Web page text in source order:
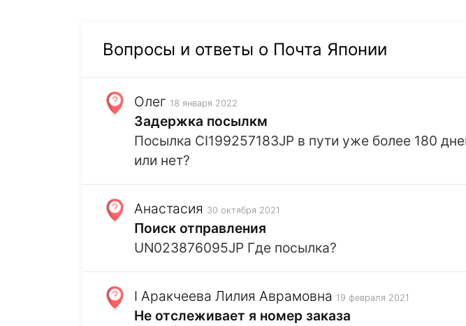
Вопросы и ответы о Почта Японии
Олег 18 января 2022
Задержка посылкм
Посылка CI199257183JP в пути уже более 180
или нет?
Анастасия 30 октября 2021
Поиск отправления
UN023876095JP Где посылка?
I Аракчеева Лилия Аврамовна 19 февраля 2021
Не отслеживает я номер заказа